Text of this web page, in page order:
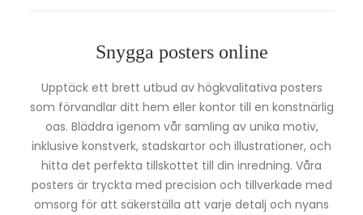
Snygga posters online
Upptäck ett brett utbud av högkvalitativa posters
som förvandlar ditt hem eller kontor till en konstnärlig
oas. Bläddra igenom vår samling av unika motiv,
inklusive konstverk, stadskartor och illustrationer, och
hitta det perfekta tillskottet till din inredning. Våra
posters är tryckta med precision och tillverkade med
omsorg för att säkerställa att varje detalj och nyans